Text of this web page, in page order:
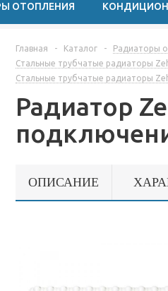
ОТОПЛЕНИЯ
Главная - Каталог - Радиаторы
Стальные трубчатые радиаторы
Стальные трубчатые радиаторы
Радиатор
ОПИСАНИЕ